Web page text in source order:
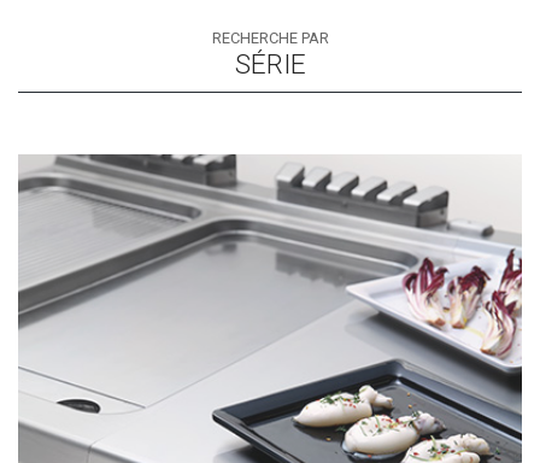
RECHERCHE PAR
SÉRIE